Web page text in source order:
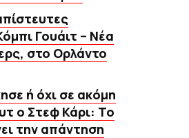
Γουάιτ – Νέα
στο Ορλάντο
ή όχι σε ακόμη
ο Στεφ Κάρι: Το
την απάντηση